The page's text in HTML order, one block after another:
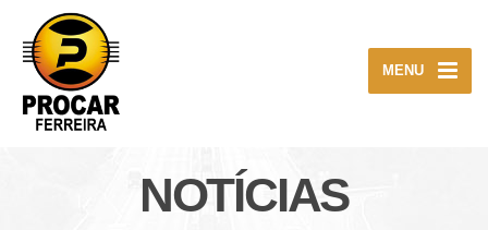
MENU
NOTÍCIAS